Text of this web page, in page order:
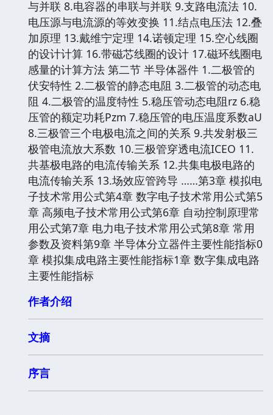
与并联 8.电容器的串联与并联 9.支路电流法 10.
电压源与电流源的等效变换 11.结点电压法 12.叠
加原理 13.戴维宁定理 14.诺顿定理 15.空心线圈
的设计计算 16.带磁芯线圈的设计 17.磁环线圈电
感量的计算方法 第二节 半导体器件 1.二极管的
伏安特性 2.二极管的静态电阻 3.二极管的动态电
阻 4.二极管的温度特性 5.稳压管动态电阻rz 6.稳
压管的额定功耗Pzm 7.稳压管的电压温度系数aU
8.三极管三个电极电流之间的关系 9.共发射极三
极管电流放大系数 10.三极管穿透电流ICEO 11.
共基极电路的电流传输关系 12.共集电极电路的
电流传输关系 13.场效应管跨导 ……第3章 模拟电
子技术常用公式第4章 数字电子技术常用公式第5
章 高频电子技术常用公式第6章 自动控制原理常
用公式第7章 电力电子技术常用公式第8章 常用
参数及资料第9章 半导体分立器件主要性能指标0
章 模拟集成电路主要性能指标1章 数字集成电路
主要性能指标
作者介绍
文摘
序言